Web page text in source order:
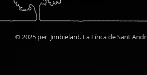
© 2025 per Jimbielard. La Lírica de Sant